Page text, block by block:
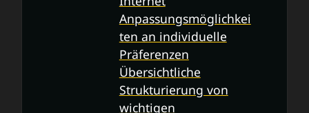
Anpassungsmöglichkei
ten an individuelle
Präferenzen
Übersichtliche
Strukturierung von
wichtigen